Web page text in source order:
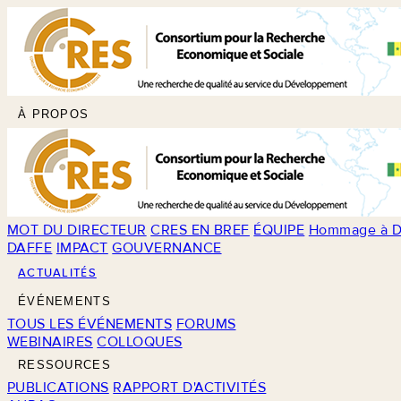
À PROPOS
MOT DU DIRECTEUR CRES EN BREF ÉQUIPE Hommage à
DAFFE IMPACT GOUVERNANCE
ACTUALITÉS
ÉVÉNEMENTS
TOUS LES ÉVÉNEMENTS FORUMS
WEBINAIRES COLLOQUES
RESSOURCES
PUBLICATIONS RAPPORT D'ACTIVITÉS